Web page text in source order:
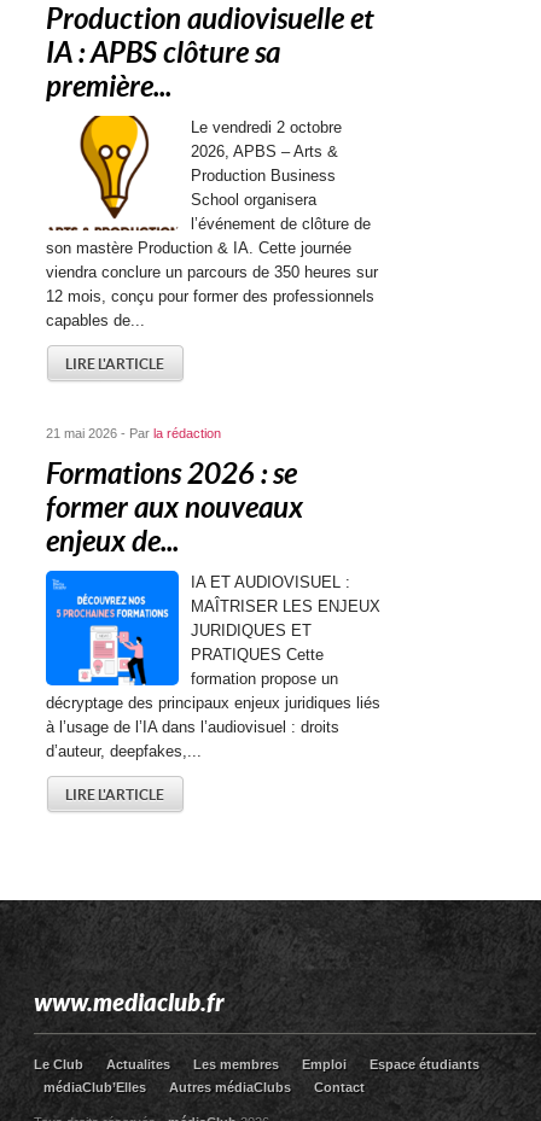
Production audiovisuelle et
IA : APBS clôture sa
première...
Le vendredi 2 octobre
2026, APBS – Arts &
Production Business
School organisera
l’événement de clôture de
son mastère Production & IA. Cette journée
viendra conclure un parcours de 350 heures sur
12 mois, conçu pour former des professionnels
capables de...
LIRE L'ARTICLE
21 mai 2026 - Parla rédaction
Formations 2026 : se
former aux nouveaux
enjeux de...
IA ET AUDIOVISUEL :
MAÎTRISER LES ENJEUX
JURIDIQUES ET
PRATIQUES Cette
formation propose un
décryptage des principaux enjeux juridiques liés
à l’usage de l’IA dans l’audiovisuel : droits
d’auteur, deepfakes,...
LIRE L'ARTICLE
www.mediaclub.fr
Le Club Actualites Les membres Emploi
Espace étudiants
médiaClub’Elles
Autres médiaClubs Contact